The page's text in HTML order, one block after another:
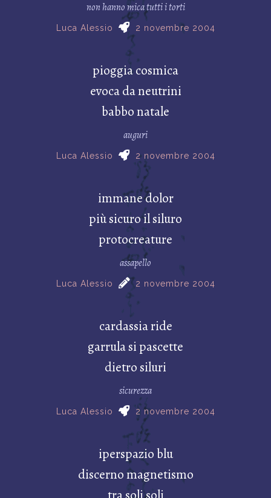
non hanno mica tutti i torti
Luca Alessio 2 novembre 2004
pioggia cosmica
evoca da neutrini
babbo natale
auguri
Luca Alessio 2 novembre 2004
immane dolor
più sicuro il siluro
protocreature
assapello
Luca Alessio 2 novembre 2004
cardassia ride
garrula si pascette
dietro siluri
sicurezza
Luca Alessio 2 novembre 2004
iperspazio blu
discerno magnetismo